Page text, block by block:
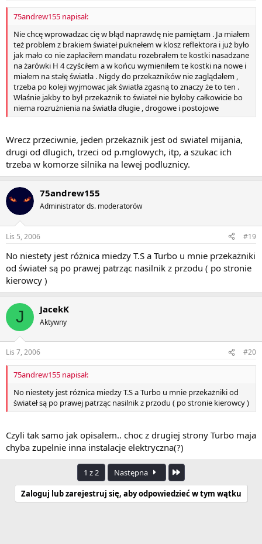
75andrew155 napisał:
Nie chcę wprowadzac cię w błąd naprawdę nie pamiętam . Ja miałem
też problem z brakiem świateł puknełem w klosz reflektora i już było
jak mało co nie zapłaciłem mandatu rozebrałem te kostki nasadzane
na żarówki H 4 czyściłem a w końcu wymieniłem te kostki na nowe i
miałem na stałę światła . Nigdy do przekażników nie zaglądałem ,
trzeba po koleji wyjmowac jak światła zgasną to znaczy że to ten .
Właśnie jakby to był przekażnik to świateł nie byłoby całkowicie bo
niema rozrużnienia na światła długie , drogowe i postojowe
Wrecz przeciwnie, jeden przekaznik jest od swiatel mijania,
drugi od dlugich, trzeci od p.mglowych, itp, a szukac ich
trzeba w komorze silnika na lewej podluznicy.
75andrew155
Administrator ds. moderatorów
Lis 5, 2006 #19
No niestety jest różnica miedzy T.S a Turbo u mnie przekażniki
od świateł są po prawej patrząc nasilnik z przodu ( po stronie
kierowcy )
J JacekK
Aktywny
Lis 7, 2006 #20
75andrew155 napisał:
No niestety jest różnica miedzy T.S a Turbo u mnie przekażniki od
świateł są po prawej patrząc nasilnik z przodu ( po stronie kierowcy )
Czyli tak samo jak opisalem.. choc z drugiej strony Turbo maja
chyba zupelnie inna instalacje elektryczna(?)
1 z 2 Następna
Zaloguj lub zarejestruj się, aby odpowiedzieć w tym wątku